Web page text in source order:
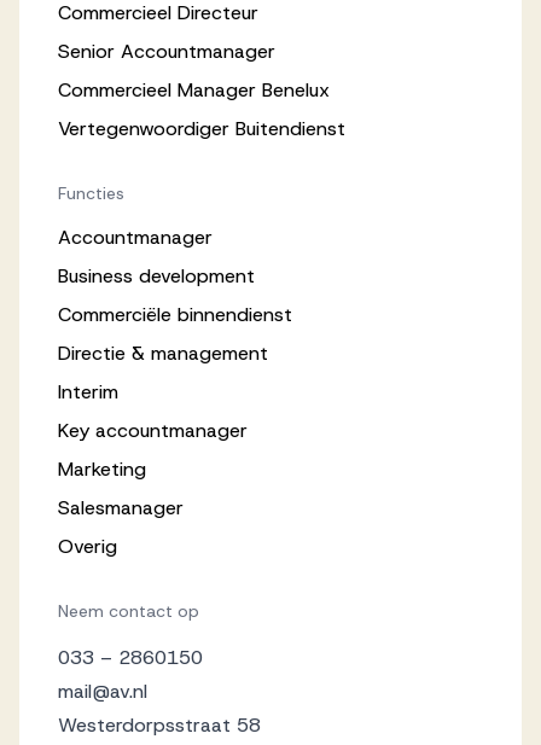
Commercieel Directeur
Senior Accountmanager
Commercieel Manager Benelux
Vertegenwoordiger Buitendienst
Functies
Accountmanager
Business development
Commerciële binnendienst
Directie & management
Interim
Key accountmanager
Marketing
Salesmanager
Overig
Neem contact op
033 – 2860150
mail@av.nl
Westerdorpsstraat 58